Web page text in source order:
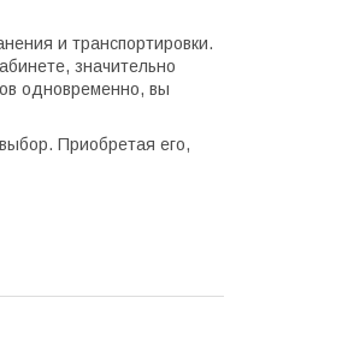
и транспортировки.
значительно
одновременно, вы
Приобретая его,